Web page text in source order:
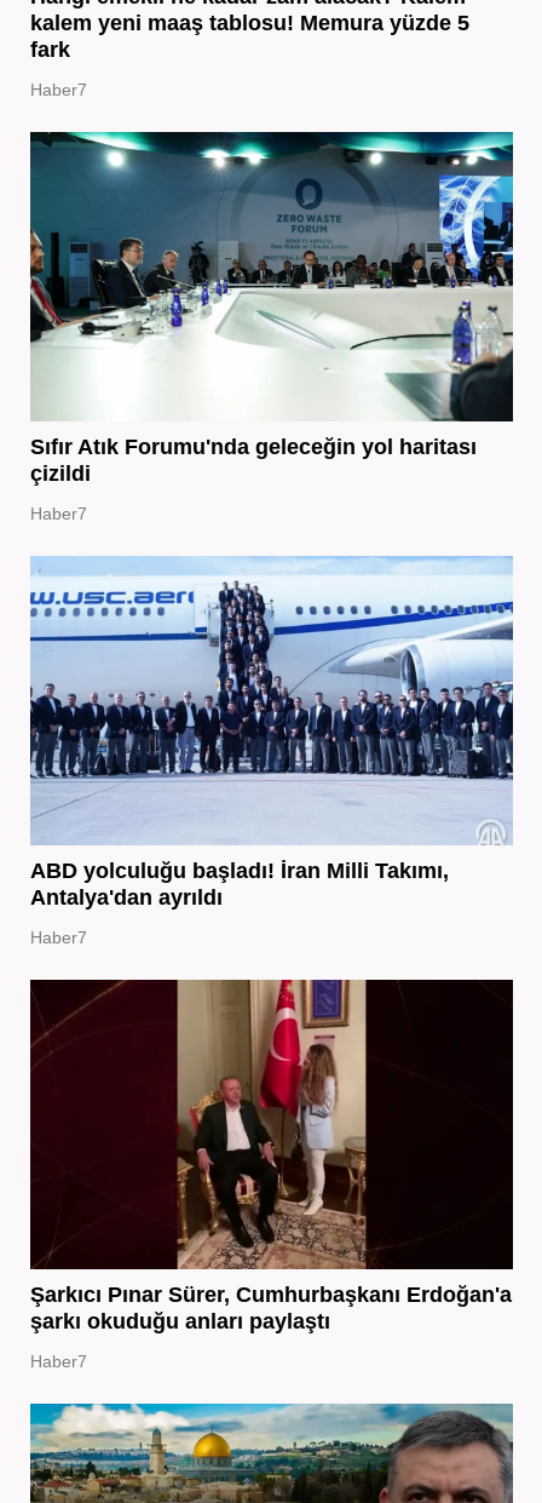
kalem yeni maaş tablosu! Memura yüzde 5
fark
Haber7
Sıfır Atık Forumu'nda geleceğin yol haritası
çizildi
Haber7
ABD yolculuğu başladı! İran Milli Takımı,
Antalya'dan ayrıldı
Haber7
Şarkıcı Pınar Sürer, Cumhurbaşkanı Erdoğan'a
şarkı okuduğu anları paylaştı
Haber7